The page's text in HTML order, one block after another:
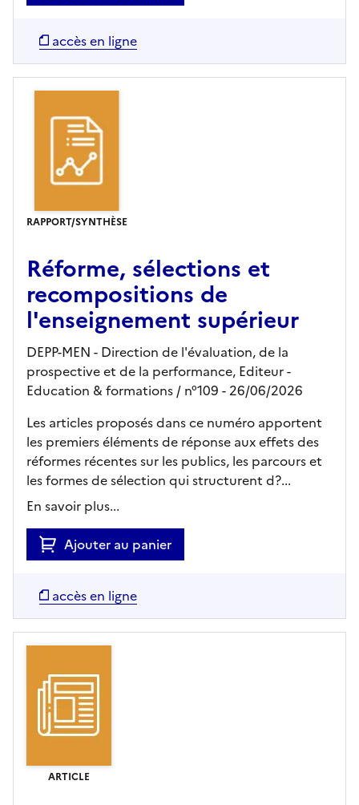
accès en ligne
RAPPORT/SYNTHÈSE
Réforme, sélections et
recompositions de
l'enseignement supérieur
DEPP-MEN - Direction de l'évaluation, de la
prospective et de la performance, Editeur-
Education & formations / n°109 - 26/06/2026
Les articles proposés dans ce numéro apportent
les premiers éléments de réponse aux effets des
réformes récentes sur les publics, les parcours et
les formes de sélection qui structurent d?...
En savoir plus...
Ajouter au panier
accès en ligne
ARTICLE